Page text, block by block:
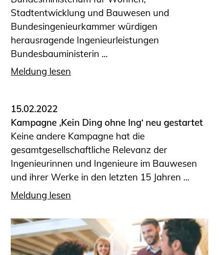
Stadtentwicklung und Bauwesen und
Bundesingenieurkammer würdigen
herausragende Ingenieurleistungen
Bundesbauministerin ...
Meldung lesen
15.02.2022
Kampagne ‚Kein Ding ohne Ing‘ neu gestartet
Keine andere Kampagne hat die
gesamtgesellschaftliche Relevanz der
Ingenieurinnen und Ingenieure im Bauwesen
und ihrer Werke in den letzten 15 Jahren ...
Meldung lesen